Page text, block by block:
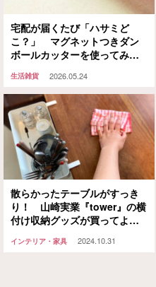
宅配が届くたび「ハサミど
こ？」 マグネットつきダン
ボールカッターを使ってみた
る」「開封のプチストレス減
った」
生活雑貨 2026.05.24
散らかったテーブルがすっき
り！ 山崎実業『tower』の横
付け収納グッズが買ってよか
インテリア・家具 2024.10.31